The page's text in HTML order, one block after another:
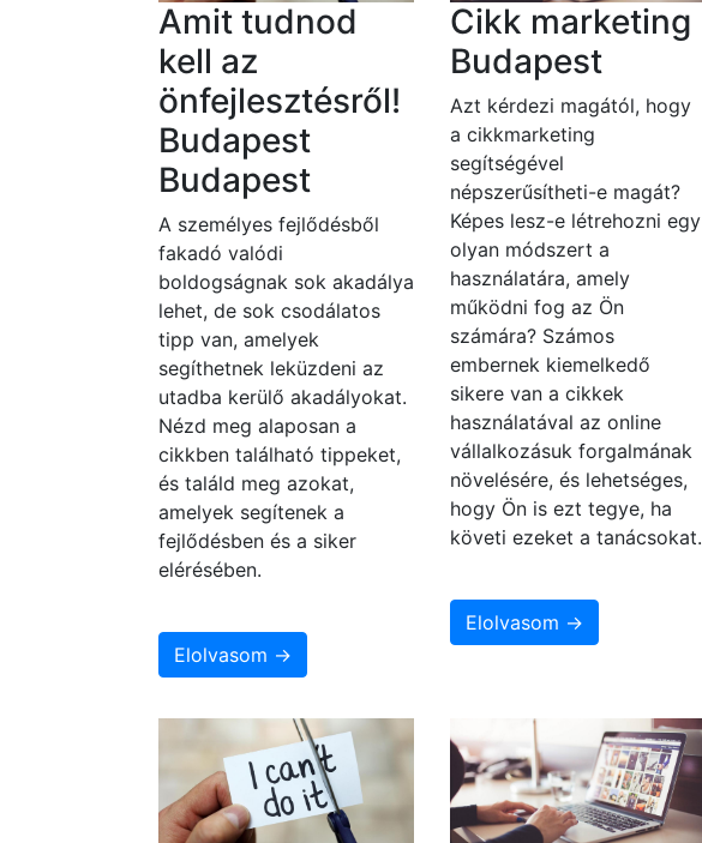
Amit tudnod
kell az
önfejlesztésről!
Budapest
Budapest
A személyes fejlődésből
fakadó valódi
boldogságnak sok akadálya
lehet, de sok csodálatos
tipp van, amelyek
segíthetnek leküzdeni az
utadba kerülő akadályokat.
Nézd meg alaposan a
cikkben található tippeket,
és találd meg azokat,
amelyek segítenek a
fejlődésben és a siker
elérésében.
Elolvasom →
Cikk marketing
Budapest
Azt kérdezi magától, hogy
a cikkmarketing
segítségével
népszerűsítheti-e magát?
Képes lesz-e létrehozni egy
olyan módszert a
használatára, amely
működni fog az Ön
számára? Számos
embernek kiemelkedő
sikere van a cikkek
használatával az online
vállalkozásuk forgalmának
növelésére, és lehetséges,
hogy Ön is ezt tegye, ha
követi ezeket a tanácsokat.
Elolvasom →